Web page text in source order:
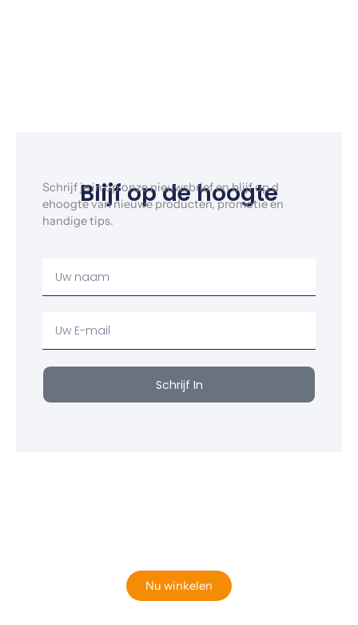
Blijf op de hoogte
Schrijf je in op onze nieuwsbrief en blijf op d
ehoogte van nieuwe producten, promotie en
handige tips.
Naam
email
Schrijf In
Nu winkelen